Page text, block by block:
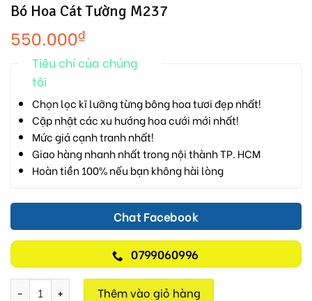
Bó Hoa Cát Tường M237
550.000₫
Tiêu chí của chúng
tôi
Chọn lọc kĩ lưỡng từng bông hoa tươi đẹp nhất!
Cập nhật các xu hướng hoa cưới mới nhất!
Mức giá cạnh tranh nhất!
Giao hàng nhanh nhất trong nội thành TP. HCM
Hoàn tiền 100% nếu bạn không hài lòng
Chat Facebook
0799060996
Bó Hoa Cát Tường M237 số lượng
Thêm vào giỏ hàng